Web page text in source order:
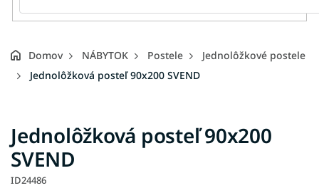
Domov NÁBYTOK Postele
Jednolôžkové postele
Jednolôžková posteľ 90x200 SVEND
Jednolôžková posteľ 90x200
SVEND
ID24486